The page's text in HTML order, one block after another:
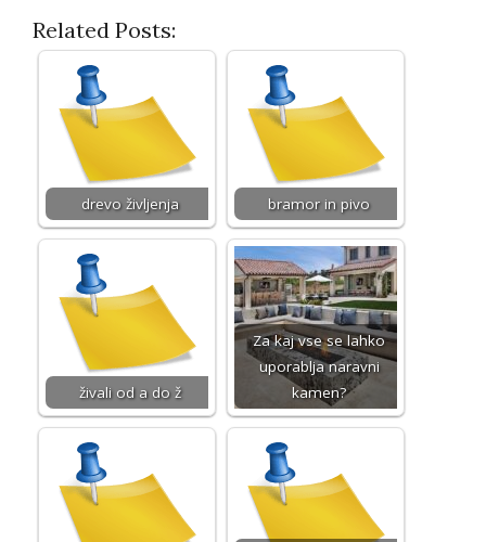
Related Posts:
drevo življenja bramor in pivo
živali od a do ž
Za kaj vse se lahko
uporablja naravni
kamen?